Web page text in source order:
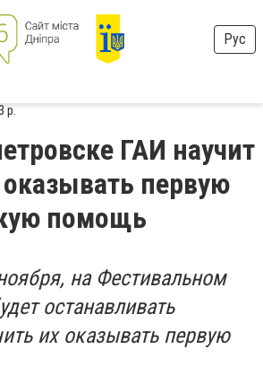
Рус
р.
ГАИ научит
первую
помощь
на Фестивальном
останавливать
их оказывать первую